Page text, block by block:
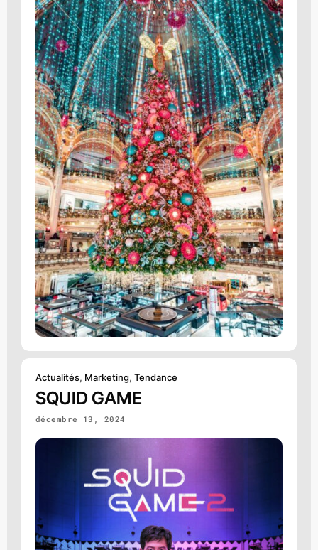
Actualités, Marketing, Tendance
SQUID GAME
décembre 13, 2024